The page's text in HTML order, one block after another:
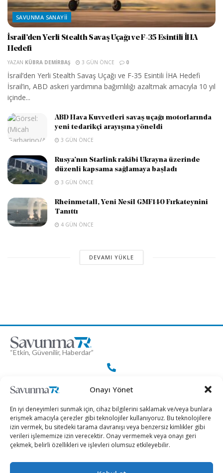
Onayı Yönet
En iyi deneyimleri sunmak için, cihaz bilgilerini saklamak ve/veya bunlara
erişmek amacıyla çerezler gibi teknolojiler kullanıyoruz. Bu teknolojilere
izin vermek, bu sitedeki tarama davranışı veya benzersiz kimlikler gibi
verileri işlememize izin verecektir. Onay vermemek veya onayı geri
çekmek, belirli özellikleri ve işlevleri olumsuz etkileyebilir.
SAVUNMA SANAYII
İsrail’den Yerli Stealth Savaş Uçağı ve F-35 Esintili İHA
Hedefi
YAZAN KÜBRA DEMIRBAŞ 3 GÜN ÖNCE 0
İsrail’den Yerli Stealth Savaş Uçağı ve F-35 Esintili İHA Hedefi
İsrail’in, ABD askeri yardımına bağımlılığı azaltmak amacıyla 10 yıl
içinde...
ABD Hava Kuvvetleri savaş uçağı motorlarında
yeni tedarikçi arayışına yöneldi
3 GÜN ÖNCE
Rusya’nın Starlink rakibi Ukrayna üzerinde
düzenli kapsama sağlamaya başladı
3 GÜN ÖNCE
Rheinmetall, Yeni Nesil GMF140 Fırkateynini
Tanıttı
4 GÜN ÖNCE
DEVAMI YÜKLE
“Etkin, Güvenilir, Haberdar”
+90 530 308 17 96
iletisim@savunmatr.com
2026 © Savunma TR. Tüm Hakları Saklıdır.